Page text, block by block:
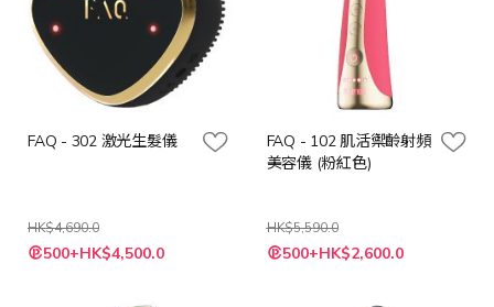
FAQ - 302 激光生髮儀
HK$4,690.0
特
殊 500+HK$4,500.0
FAQ - 102 肌活禦齡射頻
美容儀 (粉紅色)
HK$5,590.0
特
殊 500+HK$2,600.0